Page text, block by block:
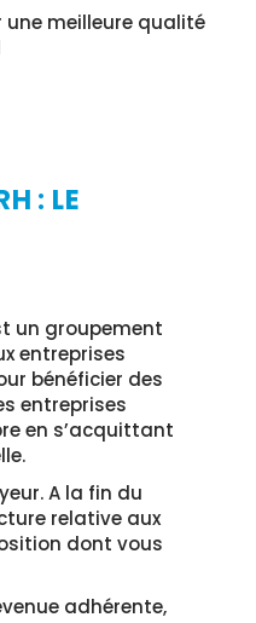
une meilleure qualité
: LE
un groupement
entreprises
bénéficier des
entreprises
en s’acquittant
A la fin du
relative aux
dont vous
adhérente,